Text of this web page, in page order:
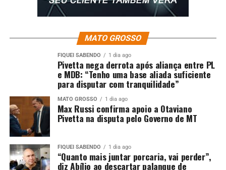
ajudado a colocar MT no mapa mundial como potência
agrícola”, afirma governador em exercício
Carlos Bolsonaro comandou estratégia de
desinformação e articulou estruturas clandestinas, diz
MATO GROSSO
FIQUEI SABENDO 1 dia ago
Pivetta nega derrota após aliança entre PL
e MDB: “Tenho uma base aliada suficiente
para disputar com tranquilidade”
MATO GROSSO 1 dia ago
Max Russi confirma apoio a Otaviano
Pivetta na disputa pelo Governo de MT
FIQUEI SABENDO 1 dia ago
“Quanto mais juntar porcaria, vai perder”,
diz Abílio ao descartar palanque de